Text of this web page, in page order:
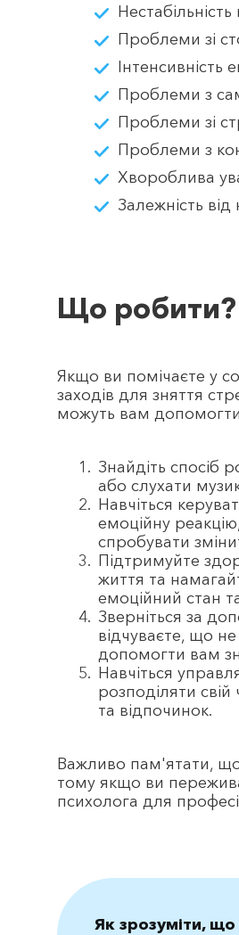
Проблеми зі
Інтенсивність
Проблеми з
Проблеми зі
Проблеми з
Хвороблива
Залежність
Що робити?
Якщо ви помічаєте у
заходів для зняття
можуть вам
Знайдіть спосіб
або слухати
Навчіться
емоційну
спробувати
Підтримуйте
життя та
емоційний стан
Зверніться за
відчуваєте, що
допомогти вам
Навчіться
розподіляти
та відпочинок.
Важливо пам'ятати, що
тому якщо ви
психолога для
Як зрозуміти,